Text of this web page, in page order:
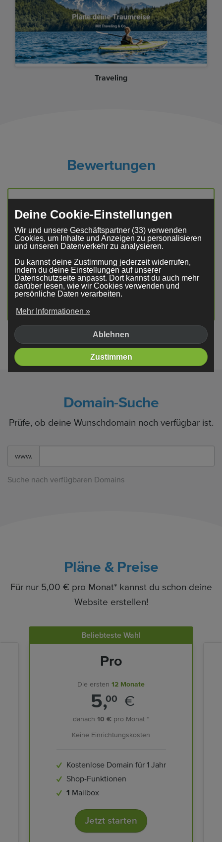
Traveling
Bewertungen
Hervorragend
4,4 basierend auf18.803
Mit Unterstützung von
Domain-Suche
Prüfe, ob deine Wunschdomain noch verfügbar ist.
www.
Suche nach verfügbaren Domains
Pläne & Preise
Für nur 5,00 € pro Monat* kannst du schon deine
Website erstellen!
Beliebteste Wahl
Pro
Die ersten 12 Monate
5,00 €
danach 10 € pro Monat *
Keine Einrichtungskosten
Kostenlose Domain für 1 Jahr
Shop-Funktionen
1 Mailbox
Jetzt starten
Deine Cookie-Einstellungen
Wir und unsere Geschäftspartner (33) verwenden
Cookies, um Inhalte und Anzeigen zu personalisieren
und unseren Datenverkehr zu analysieren.
Du kannst deine Zustimmung jederzeit widerrufen,
indem du deine Einstellungen auf unserer
Datenschutzseite anpasst. Dort kannst du auch mehr
darüber lesen, wie wir Cookies verwenden und
persönliche Daten verarbeiten.
Mehr Informationen »
Ablehnen
Zustimmen